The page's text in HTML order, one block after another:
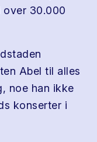
over 30.000
Abel til alles
noe han ikke
konserter i